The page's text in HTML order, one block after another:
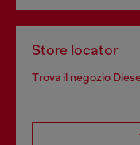
Store locator
Trova il negozio